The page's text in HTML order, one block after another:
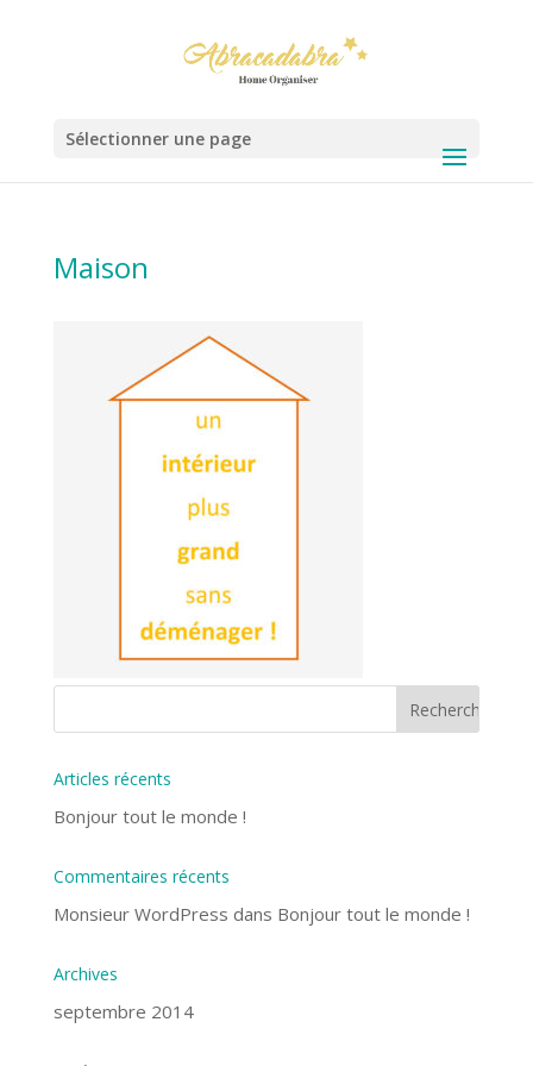
Sélectionner une page
Maison
Articles récents
Bonjour tout le monde !
Commentaires récents
Monsieur WordPress dans Bonjour tout le monde !
Archives
septembre 2014